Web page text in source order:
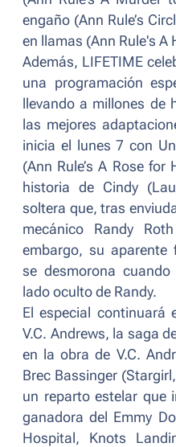
engaño (Ann Rule’s
en llamas (Ann Rule's A
Además, LIFETIME
una programación
llevando a millones de
las mejores
inicia el lunes 7 con
(Ann Rule’s A Rose for
historia de Cindy
soltera que, tras
mecánico Randy
embargo, su aparente
se desmorona
lado oculto de Randy.
El especial continuará
V.C. Andrews, la saga
en la obra de V.C.
Brec Bassinger
un reparto estelar que
ganadora del Emmy
Hospital, Knots